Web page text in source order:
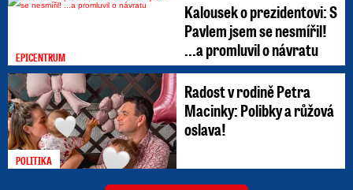
EPICENTRUM
Kalousek o prezidentovi: S
Pavlem jsem se nesmířil!
...a promluvil o návratu
POLITIKA
Radost v rodině Petra
Macinky: Polibky a růžová
oslava!